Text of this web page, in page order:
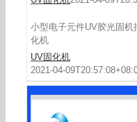
小型电子元件UV胶光固机
化机
UV固化机
2021-04-